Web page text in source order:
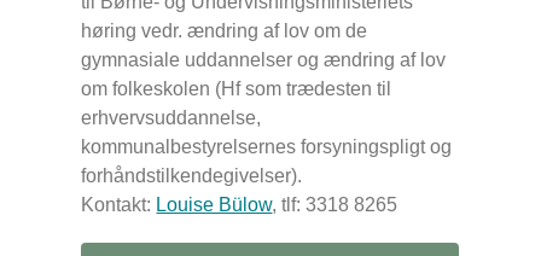
høring vedr. ændring af lov om de
gymnasiale uddannelser og ændring af lov
om folkeskolen (Hf som trædesten til
erhvervsuddannelse,
kommunalbestyrelsernes forsyningspligt og
forhåndstilkendegivelser).
Kontakt: Louise Bülow, tlf: 3318 8265